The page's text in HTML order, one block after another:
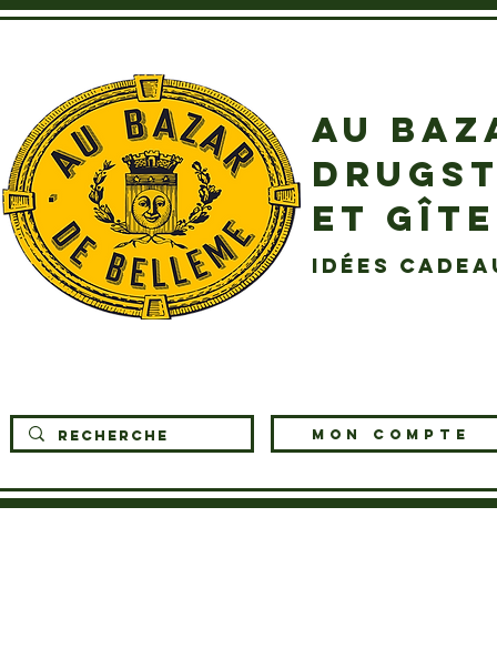
AU
ET
idées
MON COMPTE